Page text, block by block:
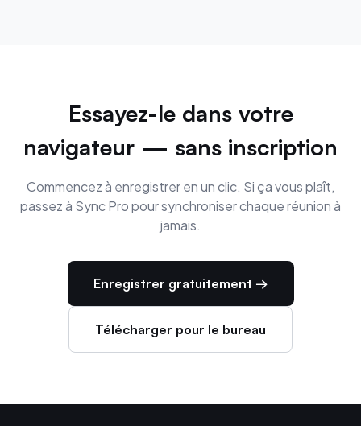
Essayez-le dans votre
navigateur — sans inscription
Commencez à enregistrer en un clic. Si ça vous plaît,
passez à Sync Pro pour synchroniser chaque réunion à
jamais.
Enregistrer gratuitement →
Télécharger pour le bureau